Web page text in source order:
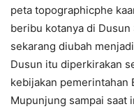
peta topographicphe
beribu kotanya di Dusun
sekarang diubah
Dusun itu diperkirakan
kebijakan pemerintahan
Mupunjung sampai saat